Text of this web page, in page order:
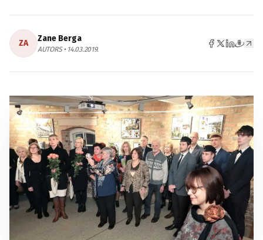
ZA Zane Berga
AUTORS • 14.03.2019.